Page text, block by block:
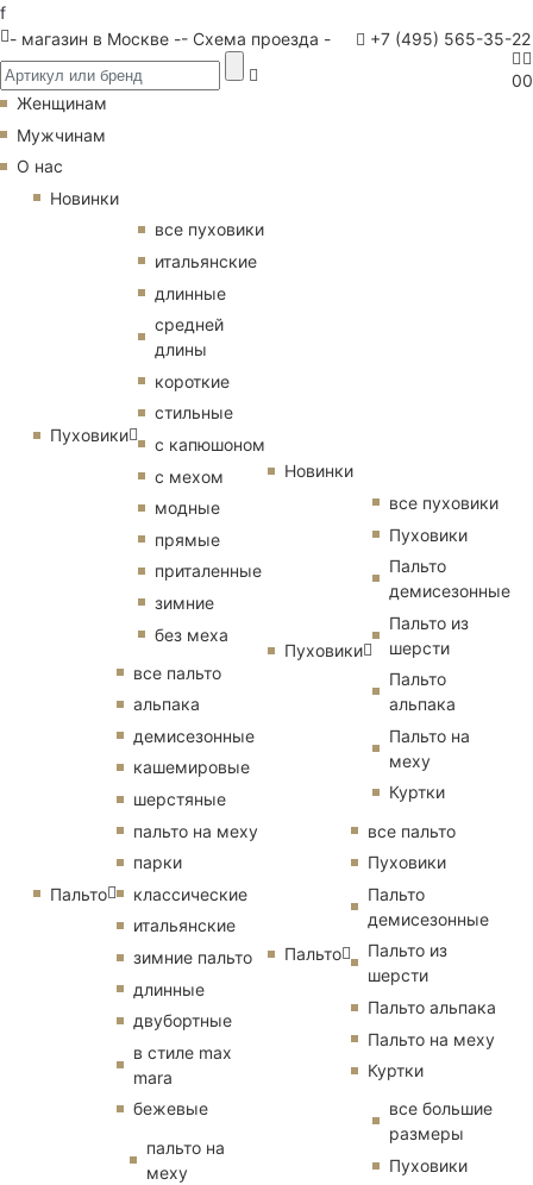
f
- магазин в Москве -- Схема проезда - +7 (495) 565-35-22
00
Женщинам
Мужчинам
О нас
Новинки
Пуховики
все пуховики
итальянские
длинные
средней
длины
короткие
стильные
с капюшоном
с мехом
модные
прямые
приталенные
зимние
без меха
Пальто
все пальто
альпака
демисезонные
кашемировые
шерстяные
пальто на меху
парки
классические
итальянские
зимние пальто
длинные
двубортные
в стиле max
mara
бежевые
пальто на
меху
Новинки
Пуховики
все пуховики
Пуховики
Пальто
демисезонные
Пальто из
шерсти
Пальто
альпака
Пальто на
меху
Куртки
Пальто
все пальто
Пуховики
Пальто
демисезонные
Пальто из
шерсти
Пальто альпака
Пальто на меху
Куртки
все большие
размеры
Пуховики